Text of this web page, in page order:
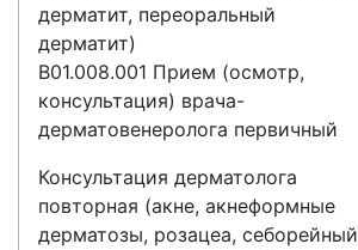
дерматит, переоральный
дерматит)
B01.008.001 Прием (осмотр,
консультация) врача-
дерматовенеролога первичный
Консультация дерматолога
повторная (акне, акнеформные
дерматозы, розацеа, себорейный